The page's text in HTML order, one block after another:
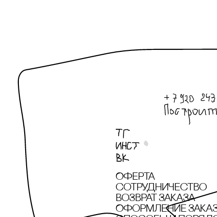
Оферта
сотрудничество
Возврат заказа
Оформление